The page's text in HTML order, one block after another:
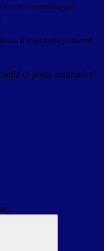
inviato un messaggio
il reset della password
di posta elettronica!